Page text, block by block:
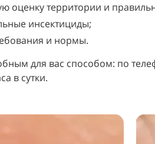
оценку территории и
инсектициды;
и нормы.
для вас способом: по
в сутки.